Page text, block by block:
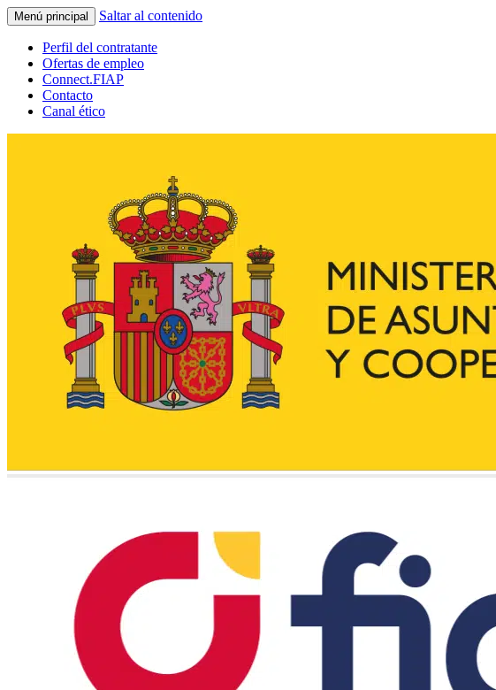
Menú principal Saltar al contenido
Perfil del contratante
Ofertas de empleo
Connect.FIAP
Contacto
Canal ético